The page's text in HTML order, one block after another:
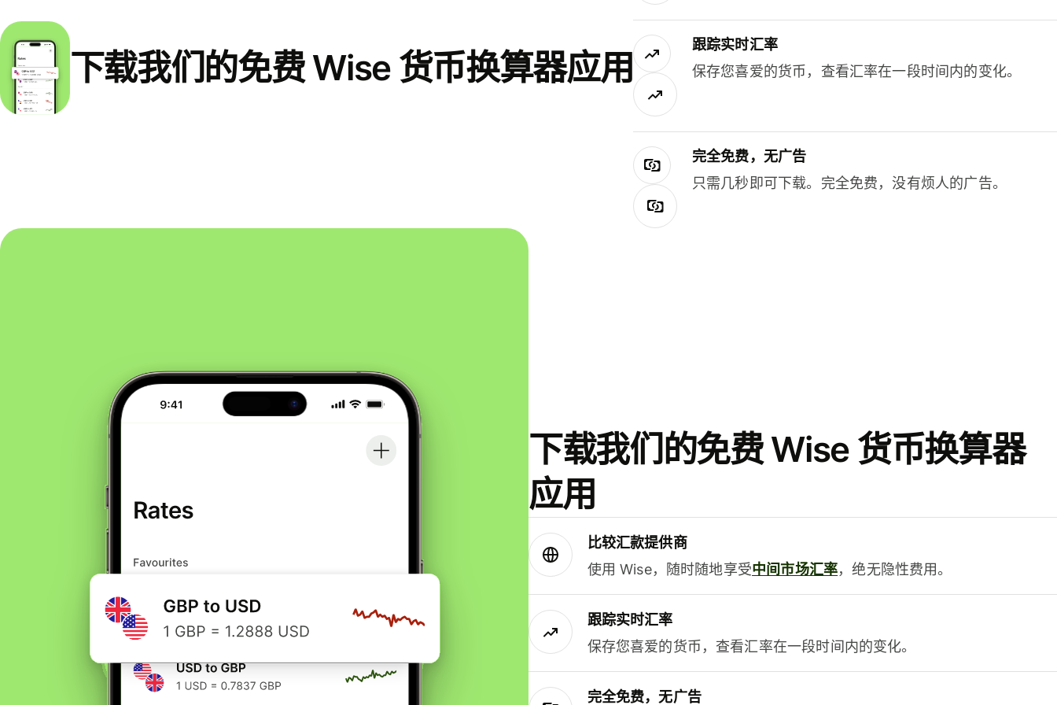
下载我们的免费 Wise 货币换算器应用
跟踪实时汇率
保存您喜爱的货币，查看汇率在一段时间内的变化。
完全免费，无广告
只需几秒即可下载。完全免费，没有烦人的广告。
下载我们的免费 Wise 货币换算器
应用
比较汇款提供商
使用 Wise，随时随地享受中间市场汇率，绝无隐性费用。
跟踪实时汇率
保存您喜爱的货币，查看汇率在一段时间内的变化。
完全免费，无广告